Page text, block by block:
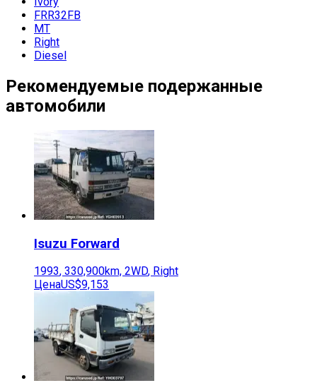
FRR32FB
MT
Right
Diesel
Рекомендуемые подержанные
автомобили
Isuzu Forward
1993, 330,900km, 2WD, Right
ЦенаUS$9,153